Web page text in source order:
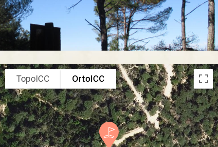
TopoICC OrtoICC